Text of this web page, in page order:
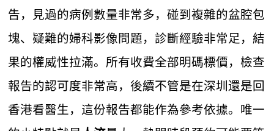
告，見過的病例數量非常多，碰到複雜的盆腔包
塊、疑難的婦科影像問題，診斷經驗非常足，結
果的權威性拉滿。所有收費全部明碼標價，檢查
報告的認可度非常高，後續不管是在深圳還是回
香港看醫生，這份報告都能作為參考依據。唯一